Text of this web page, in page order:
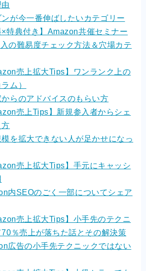
ンが今一番伸ばしたいカテゴリー
×特典付き】Amazon共催セミナー
の難易度チェック方法＆穴場カテ
売上拡大Tips】ワンランク上の
ム）
からのアドバイスのもらい方
売上Tips】新規参入者からシェ
模を拡大できない人が足かせになっ
売上拡大Tips】手元にキャッシ
内SEOのごく一部についてシェア
売上拡大Tips】小手先のテクニ
％売上が落ちた話とその解決策
広告の小手先テクニックではない